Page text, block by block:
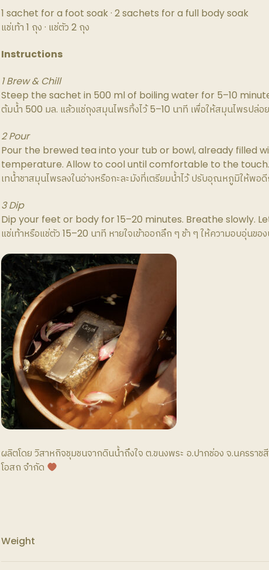
1 sachet for a foot soak · 2 sachets for a full body soak
แช่เท้า 1 ถุง · แช่ตัว 2 ถุง
Instructions
1 Brew & Chill
Steep the sachet in 500 ml of boiling water for 5–10
ต้มน้ำ 500 มล. แล้วแช่ถุงสมุนไพรทิ้งไว้ 5–10 นาที เพื่อให้สมุนไพรปล่
2 Pour
Pour the brewed tea into your tub or bowl, already filled
temperature. Allow to cool until comfortable to the touch.
เทน้ำชาสมุนไพรลงในอ่างหรือกะละมังที่เตรียมน้ำไว้ ปรับอุณหภูมิให้พ
3 Dip
Dip your feet or body for 15–20 minutes. Breathe slowly.
แช่เท้าหรือแช่ตัว 15–20 นาที หายใจเข้าออกลึก ๆ ช้า ๆ ให้ความอบอุ่นข
ผลิตโดย วิสาหกิจชุมชนจากดินน้ำถึงใจ ต.ขนงพระ อ.ปากช่อง จ.นครรา
โอสถ จำกัด
Weight